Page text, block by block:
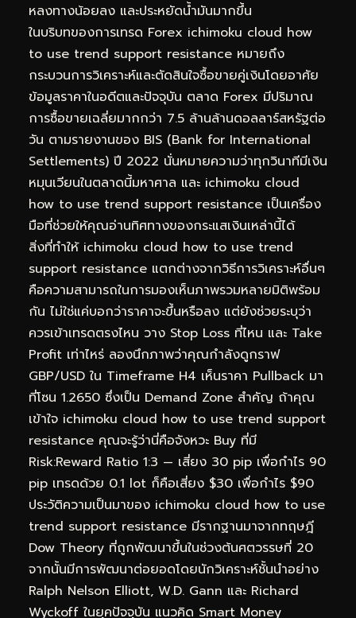
หลงทางน้อยลง และประหยัดน้ำมันมากขึ้น
ในบริบทของการเทรด Forex ichimoku cloud how
to use trend support resistance หมายถึง
กระบวนการวิเคราะห์และตัดสินใจซื้อขายคู่เงินโดยอาศัย
ข้อมูลราคาในอดีตและปัจจุบัน ตลาด Forex มีปริมาณ
การซื้อขายเฉลี่ยมากกว่า 7.5 ล้านล้านดอลลาร์สหรัฐต่อ
วัน ตามรายงานของ BIS (Bank for International
Settlements) ปี 2022 นั่นหมายความว่าทุกวินาทีมีเงิน
หมุนเวียนในตลาดนี้มหาศาล และ ichimoku cloud
how to use trend support resistance เป็นเครื่อง
มือที่ช่วยให้คุณอ่านทิศทางของกระแสเงินเหล่านี้ได้
สิ่งที่ทำให้ ichimoku cloud how to use trend
support resistance แตกต่างจากวิธีการวิเคราะห์อื่นๆ
คือความสามารถในการมองเห็นภาพรวมหลายมิติพร้อม
กัน ไม่ใช่แค่บอกว่าราคาจะขึ้นหรือลง แต่ยังช่วยระบุว่า
ควรเข้าเทรดตรงไหน วาง Stop Loss ที่ไหน และ Take
Profit เท่าไหร่ ลองนึกภาพว่าคุณกำลังดูกราฟ
GBP/USD ใน Timeframe H4 เห็นราคา Pullback มา
ที่โซน 1.2650 ซึ่งเป็น Demand Zone สำคัญ ถ้าคุณ
เข้าใจ ichimoku cloud how to use trend support
resistance คุณจะรู้ว่านี่คือจังหวะ Buy ที่มี
Risk:Reward Ratio 1:3 — เสี่ยง 30 pip เพื่อกำไร 90
pip เทรดด้วย 0.1 lot ก็คือเสี่ยง $30 เพื่อกำไร $90
ประวัติความเป็นมาของ ichimoku cloud how to use
trend support resistance มีรากฐานมาจากทฤษฎี
Dow Theory ที่ถูกพัฒนาขึ้นในช่วงต้นศตวรรษที่ 20
จากนั้นมีการพัฒนาต่อยอดโดยนักวิเคราะห์ชั้นนำอย่าง
Ralph Nelson Elliott, W.D. Gann และ Richard
Wyckoff ในยุคปัจจุบัน แนวคิด Smart Money